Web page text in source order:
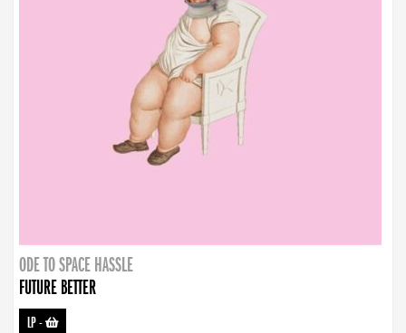
ODE TO SPACE HASSLE
FUTURE BETTER
LP-